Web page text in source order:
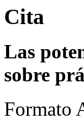
Cita
Las
sobre
Formato